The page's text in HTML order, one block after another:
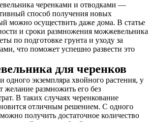
черенками и отводками —
способ получения новых
можно осуществить даже дома. В статье
и сроки размножения можжевельника
по подготовке грунта и уходу за
что поможет успешно развести это
для черенков
одного экземпляра хвойного растения, у
желание размножить его без
В таких случаях черенкование
отличным решением. С одного
получить достаточное количество